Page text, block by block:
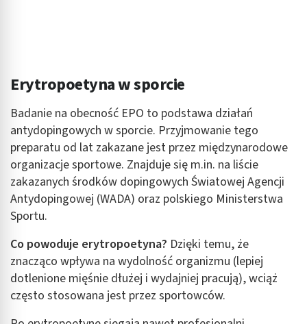
Erytropoetyna w sporcie
Badanie na obecność EPO to podstawa działań
antydopingowych w sporcie. Przyjmowanie tego
preparatu od lat zakazane jest przez międzynarodowe
organizacje sportowe. Znajduje się m.in. na liście
zakazanych środków dopingowych Światowej Agencji
Antydopingowej (WADA) oraz polskiego Ministerstwa
Sportu.
Co powoduje erytropoetyna? Dzięki temu, że
znacząco wpływa na wydolność organizmu (lepiej
dotlenione mięśnie dłużej i wydajniej pracują), wciąż
często stosowana jest przez sportowców.
aktywnie żądanych informacji
Niezbędne
Wydajność (Performance)
Reklama / śledzenie